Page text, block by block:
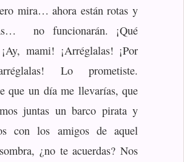
mira… ahora están rotas y
no funcionarán. ¡Qué
mami! ¡Arréglalas! ¡Por
Lo prometiste.
que un día me llevarías, que
juntas un barco pirata y
con los amigos de aquel
¿no te acuerdas? Nos